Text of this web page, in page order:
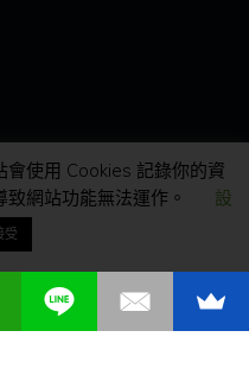
使用 Cookies 記錄你的資
網站功能無法運作。
設
受